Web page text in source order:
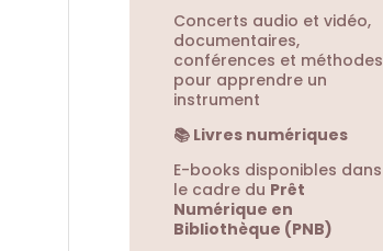
Concerts audio et vidéo,
documentaires,
conférences et méthodes
pour apprendre un
instrument
📚 Livres numériques
E-books disponibles dans
le cadre du Prêt
Numérique en
Bibliothèque (PNB)